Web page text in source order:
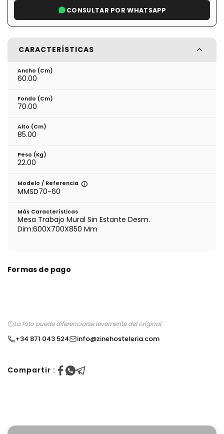
CONSULTAR POR WHATSAPP
CARACTERÍSTICAS
Ancho (cm)
60.00
Fondo (cm)
70.00
Alto (cm)
85.00
Peso (kg)
22.00
Modelo / Referencia
MMSD70-60
Más Características
Mesa Trabajo Mural Sin Estante Desm.
Dim:600X700X850 Mm
Formas de pago
La foto puede diferenciarse levemente del original
+34 871 043 524 info@zinehosteleria.com
Compartir :